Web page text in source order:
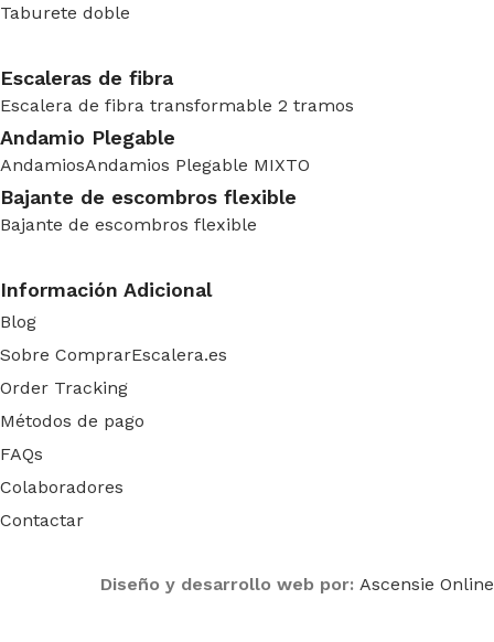
Taburete doble
Escaleras de fibra
Escalera de fibra transformable 2 tramos
Andamio Plegable
AndamiosAndamios Plegable MIXTO
Bajante de escombros flexible
Bajante de escombros flexible
Información Adicional
Blog
Sobre ComprarEscalera.es
Order Tracking
Métodos de pago
FAQs
Colaboradores
Contactar
Diseño y desarrollo web por: Ascensie Online